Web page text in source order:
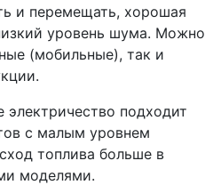
и перемещать, хорошая
уровень шума. Можно
(мобильные), так и
подходит
с малым уровнем
топлива больше в
моделями.